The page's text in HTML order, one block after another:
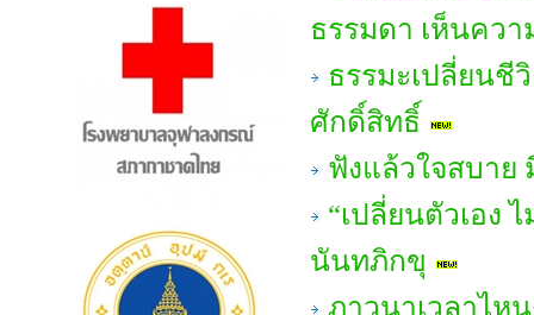
ธรรมดา เห็นคว
ธรรมะเปลี่ยนชี
ศักดิ์สิทธิ์
ฟังแล้วใจสบาย
“เปลี่ยนตัวเอง
นันทภิกขุ
ภาวนาเวลาไห